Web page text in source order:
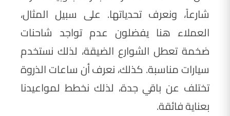
شارعاً، ونعرف تحدياتها. على سبيل المثال،
العملاء هنا يفضلون عدم تواجد شاحنات
ضخمة تعطل الشوارع الضيقة، لذلك نستخدم
سيارات مناسبة. كذلك، نعرف أن ساعات الذروة
تختلف عن باقي جدة، لذلك نخطط لمواعيدنا
بعناية فائقة.